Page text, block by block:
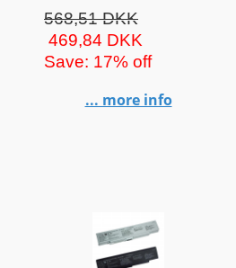
568,51 DKK
469,84 DKK
Save: 17% off
... more info